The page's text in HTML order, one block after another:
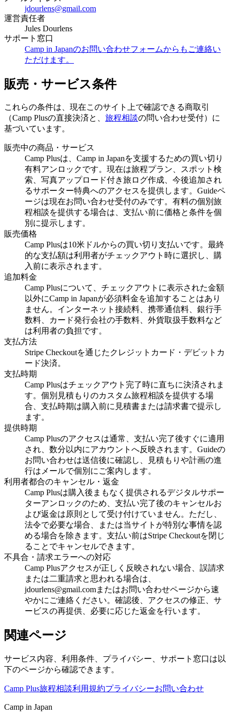
jdourlens@gmail.com
運営責任者
Jules Dourlens
サポート窓口
Camp in Japanのお問い合わせフォームからもご連絡い
ただけます。
販売・サービス条件
これらの条件は、現在このサイト上で確認できる商取引
（Camp Plusの直接決済と、 旅程相談の問い合わせ受付）に
基づいています。
販売中の商品・サービス
Camp Plusは、Camp in Japanを支援するための買い切り
有料アンロックです。現在は旅程プラン、スポット検
索、写真アップロード付き旅ログ作成、今後追加され
るサポーター特典へのアクセスを提供します。Guideペ
ージは現在お問い合わせ受付のみです。有料の個別旅
程相談を提供する場合は、支払い前に価格と条件を個
別に提示します。
販売価格
Camp Plusは10米ドルからの買い切り支払いです。最終
的な支払額は利用者がチェックアウト時に選択し、購
入前に表示されます。
追加料金
Camp Plusについて、チェックアウトに表示された金額
以外にCamp in Japanが必須料金を追加することはあり
ません。インターネット接続料、携帯通信料、銀行手
数料、カード発行会社の手数料、外貨取扱手数料など
は利用者の負担です。
支払方法
Stripe Checkoutを通じたクレジットカード・デビットカ
ード決済。
支払時期
Camp Plusはチェックアウト完了時に直ちに決済されま
す。個別見積もりのカスタム旅程相談を提供する場
合、支払時期は購入前に見積書または請求書で提示し
ます。
提供時期
Camp Plusのアクセスは通常、支払い完了後すぐに適用
され、数分以内にアカウントへ反映されます。Guideの
お問い合わせは送信後に確認し、見積もりや計画の進
行はメールで個別にご案内します。
利用者都合のキャンセル・返金
Camp Plusは購入後まもなく提供されるデジタルサポー
ターアンロックのため、支払い完了後のキャンセルお
よび返金は原則として受け付けていません。ただし、
法令で必要な場合、または当サイトが特別な事情を認
める場合を除きます。支払い前はStripe Checkoutを閉じ
ることでキャンセルできます。
不具合・請求エラーへの対応
Camp Plusアクセスが正しく反映されない場合、誤請求
または二重請求と思われる場合は、
jdourlens@gmail.comまたはお問い合わせページから速
やかにご連絡ください。確認後、アクセスの修正、サ
ービスの再提供、必要に応じた返金を行います。
関連ページ
サービス内容、利用条件、プライバシー、サポート窓口は以
下のページから確認できます。
Camp Plus旅程相談利用規約プライバシーお問い合わせ
Camp in Japan